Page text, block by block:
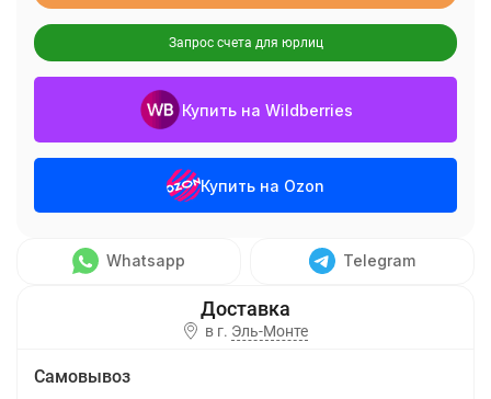
Запрос счета для юрлиц
Купить на Wildberries
Купить на Ozon
Whatsapp Telegram
в г. Эль-Монте
Самовывоз